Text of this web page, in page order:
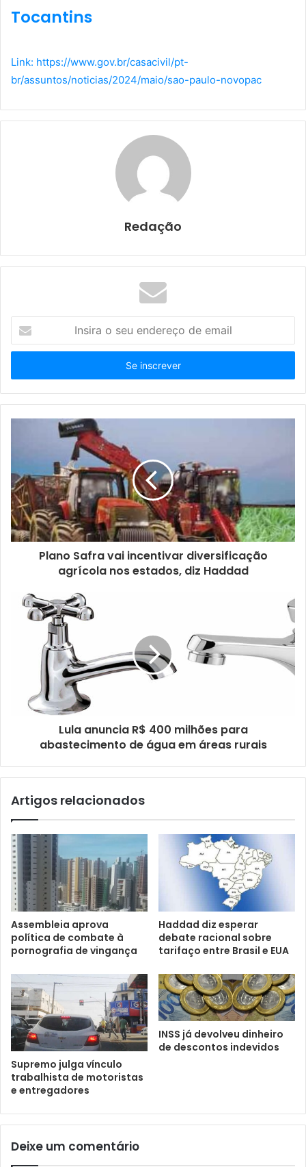
Tocantins
Link: https://www.gov.br/casacivil/pt-
br/assuntos/noticias/2024/maio/sao-paulo-novopac
Redação
s
r
a
n
d
e
r
e
Plano Safra vai incentivar diversificação
agrícola nos estados, diz Haddad
Lula anuncia R$ 400 milhões para
abastecimento de água em áreas rurais
Artigos relacionados
Assembleia aprova
política de combate à
pornografia de vingança
Haddad diz esperar
debate racional sobre
tarifaço entre Brasil e EUA
Supremo julga vínculo
trabalhista de motoristas
e entregadores
INSS já devolveu dinheiro
de descontos indevidos
Deixe um comentário